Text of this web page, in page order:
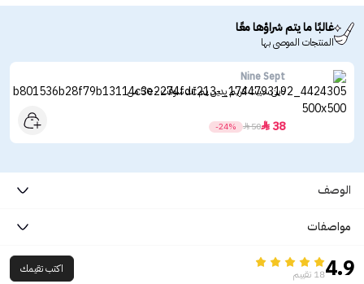
غالبًا ما يتم شراؤها معًا
المنتجات الموصى بها
Nine Sept
ناين سيبت كريم يدين يم آند سوفت - 50 مل
38

50

-24%
الوصف
مواصفات
4.918 تقييم اكتب تقيمك